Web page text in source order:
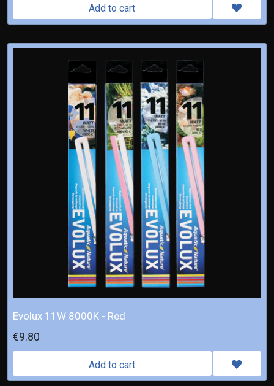
Add to cart
Evolux 11W 8000K - Red
€9.80
Add to cart